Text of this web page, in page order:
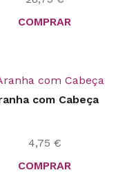
COMPRAR
com Cabeça
4,75 €
COMPRAR